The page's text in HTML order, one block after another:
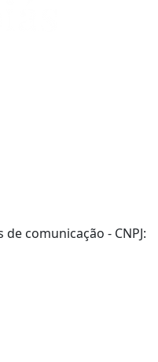
comunicação - CNPJ: